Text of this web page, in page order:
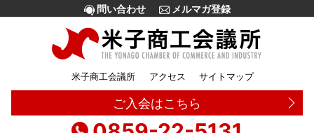
問い合わせ メルマガ登録
米子商工会議所 アクセス サイトマップ
ご入会はこちら